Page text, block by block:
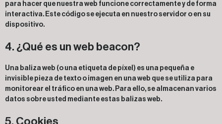
para hacer que nuestra web funcione correctamente y de forma
interactiva. Este código se ejecuta en nuestro servidor o en su
dispositivo.
4. ¿Qué es un web beacon?
Una baliza web (o una etiqueta de píxel) es una pequeña e
invisible pieza de texto o imagen en una web que se utiliza para
monitorear el tráfico en una web. Para ello, se almacenan varios
datos sobre usted mediante estas balizas web.
5. Cookies